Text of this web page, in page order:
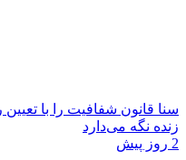
سنا قانون شفافیت را با
زنده نگه می‌دارد
2 روز پیش